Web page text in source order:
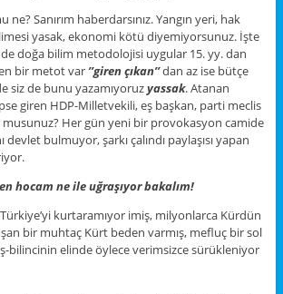
Sanırım haberdarsınız. Yangın yeri, hak
yasak, ekonomi kötü diyemiyorsunuz. İşte
doğa bilim metodolojisi uygular 15. yy. dan
bir metot var ’’giren çıkan’’dan az ise bütçe
siz de bunu yazamıyoruzyassak. Atanan
giren HDP-Milletvekili, eş başkan, parti meclis
musunuz? Her gün yeni bir provokasyon camide
devlet bulmuyor, şarkı çalındı paylaşısı yapan
hocam ne ile uğraşıyor bakalım!
kurtaramıyor imiş, milyonlarca Kürdün
bir muhtaç Kürt beden varmış, mefluç bir sol
bilincinin elinde öylece verimsizce sürükleniyor